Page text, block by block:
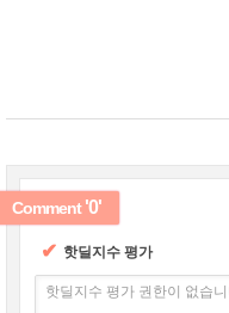
✔ 핫딜지수 평가
핫딜지수 평가 권한이 없습
Comment'0'